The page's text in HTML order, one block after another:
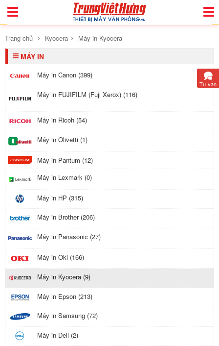
Toggle
Trang chủ › Kyocera › Máy in Kyocera
MÁY IN
Máy in Canon (399)
Máy in FUJIFILM (Fuji Xerox) (116)
Máy in Ricoh (54)
Máy in Olivetti (1)
Máy in Pantum (12)
Máy in Lexmark (0)
Máy in HP (315)
Máy in Brother (206)
Máy in Panasonic (27)
Máy in Oki (166)
Máy in Kyocera (9)
Máy in Epson (213)
Máy in Samsung (72)
Máy in Dell (2)
Tư vấn